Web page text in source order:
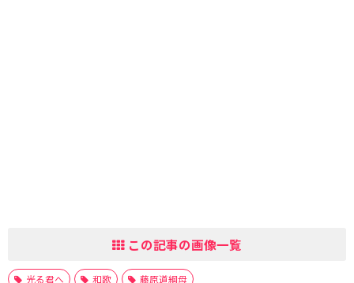
この記事の画像一覧
光る君へ 和歌 藤原道綱母